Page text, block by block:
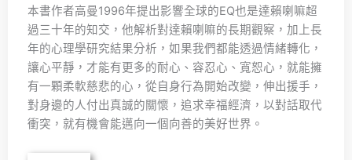
本書作者高曼1996年提出影響全球的EQ也是達賴喇嘛超
過三十年的知交，他解析對達賴喇嘛的長期觀察，加上長
年的心理學研究結果分析，如果我們都能透過情緒轉化，
讓心平靜，才能有更多的耐心、容忍心、寬恕心，就能擁
有一顆柔軟慈悲的心，從自身行為開始改變，伸出援手，
對身邊的人付出真誠的關懷，追求幸福經濟，以對話取代
衝突，就有機會能邁向一個向善的美好世界。